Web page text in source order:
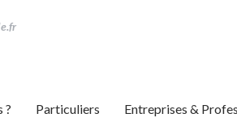
? Particuliers Entreprises &